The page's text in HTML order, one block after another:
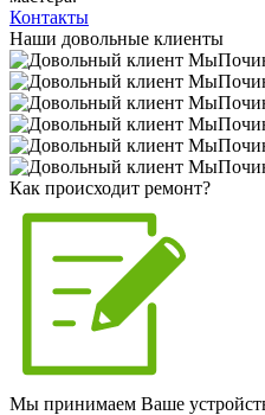
Контакты
Наши довольные клиенты
Как происходит ремонт?
Мы принимаем Ваше